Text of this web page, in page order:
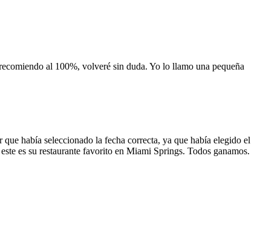
al 100%, volveré sin duda. Yo lo llamo una pequeña
había seleccionado la fecha correcta, ya que había elegido el
es su restaurante favorito en Miami Springs. Todos ganamos.